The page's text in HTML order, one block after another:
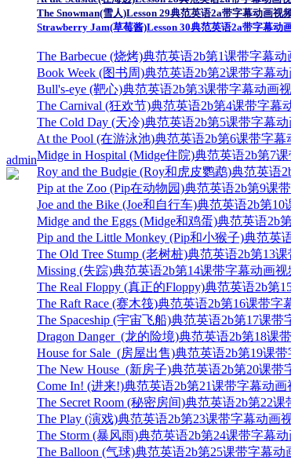
admin
The Snowman(雪人)Lesson 29典范英语2a带字幕动画视
Strawberry Jam(草莓酱)Lesson 30典范英语2a带字幕动
The Barbecue (烧烤)典范英语2b第1课带字幕动
Book Week (图书周)典范英语2b第2课带字幕
Bull's-eye (靶心)典范英语2b第3课带字幕动画
The Carnival (狂欢节)典范英语2b第4课带字幕
The Cold Day (天冷)典范英语2b第5课带字幕
At the Pool (在游泳池)典范英语2b第6课带字幕
Midge in Hospital (Midge住院)典范英语2b第7
Roy and the Budgie (Roy和虎皮鹦鹉)典范英语
Pip at the Zoo (Pip在动物园)典范英语2b第9课
Joe and the Bike (Joe和自行车)典范英语2b第
Midge and the Eggs (Midge和鸡蛋)典范英语2b
Pip and the Little Monkey (Pip和小猴子)典范英
The Old Tree Stump (老树桩)典范英语2b第13
Missing (失踪)典范英语2b第14课带字幕动画视
The Real Floppy (真正的Floppy)典范英语2b第
The Raft Race (赛木筏)典范英语2b第16课带字
The Spaceship (宇宙飞船)典范英语2b第17课带
Dragon Danger (龙的险境)典范英语2b第18课
House for Sale (房屋出售)典范英语2b第19课
The New House (新房子)典范英语2b第20课带
Come In! (进来!)典范英语2b第21课带字幕动画
The Secret Room (秘密房间)典范英语2b第22
The Play (演戏)典范英语2b第23课带字幕动画
The Storm (暴风雨)典范英语2b第24课带字幕
The Balloon (气球)典范英语2b第25课带字幕动